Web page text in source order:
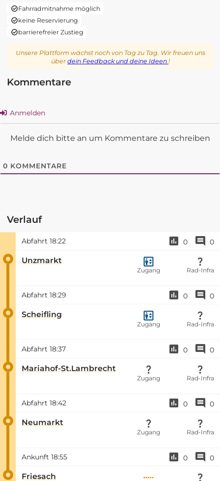
Fahrradmitnahme möglich
keine Reservierung
barrierefreier Zustieg
Unsere Plattform wächst noch von Tag zu Tag. Wir freuen uns
überdein Feedback und deine Ideen !
Kommentare
Anmelden
Melde dich bitte an um Kommentare zu schreiben
0 KOMMENTARE
Verlauf
Abfahrt 18:22 0 0
Unzmarkt
Zugang Rad-Infra
Abfahrt 18:29 0 0
Scheifling
Zugang Rad-Infra
Abfahrt 18:37 0 0
Mariahof-St.Lambrecht
Zugang Rad-Infra
Abfahrt 18:42 0 0
Neumarkt
Zugang Rad-Infra
Ankunft 18:55 0 0
Friesach